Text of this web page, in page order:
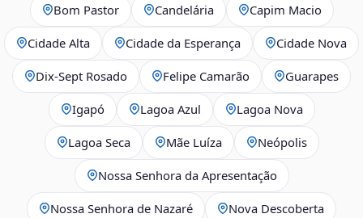
Bom Pastor Candelária Capim Macio
Cidade Alta Cidade da Esperança Cidade Nova
Dix‑Sept Rosado Felipe Camarão Guarapes
Igapó Lagoa Azul Lagoa Nova
Lagoa Seca Mãe Luíza Neópolis
Nossa Senhora da Apresentação
Nossa Senhora de Nazaré Nova Descoberta